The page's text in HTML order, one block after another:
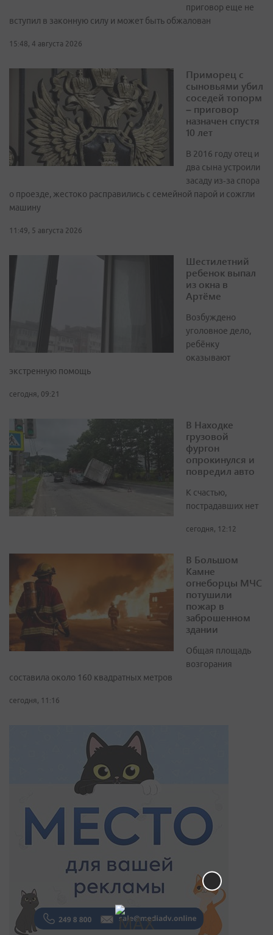
приговор еще не
вступил в законную силу и может быть обжалован
15:48, 4 августа 2026
Приморец с
сыновьями убил
соседей топорм
– приговор
назначен спустя
10 лет
В 2016 году отец и
два сына устроили
засаду из‑за спора
о проезде, жестоко расправились с семейной парой и сожгли
машину
11:49, 5 августа 2026
Шестилетний
ребенок выпал
из окна в
Артёме
Возбуждено
уголовное дело,
ребёнку
оказывают
экстренную помощь
сегодня, 09:21
В Находке
грузовой
фургон
опрокинулся и
повредил авто
К счастью,
пострадавших нет
сегодня, 12:12
В Большом
Камне
огнеборцы МЧС
потушили
пожар в
заброшенном
здании
Общая площадь
возгорания
составила около 160 квадратных метров
сегодня, 11:16